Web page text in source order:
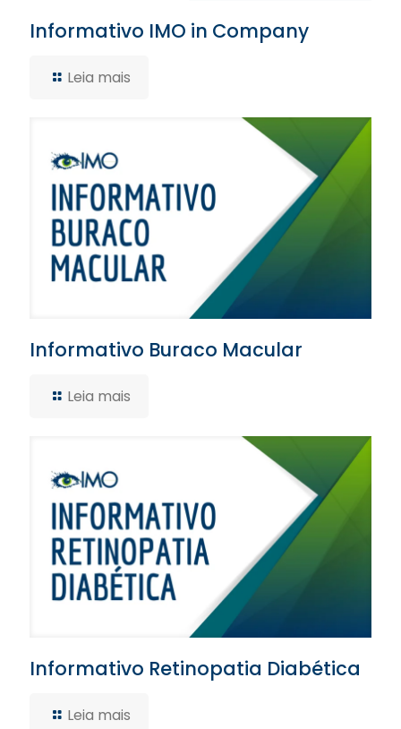
Informativo IMO in Company
Leia mais
Informativo Buraco Macular
Leia mais
Informativo Retinopatia Diabética
Leia mais